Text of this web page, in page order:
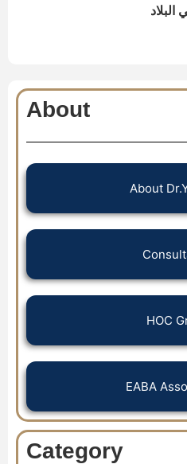
About
About
HOC
EABA
Category
البلاد